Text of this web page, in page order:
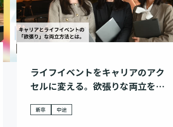
ライフイベントをキャリアのアク
セルに変える。欲張りな両立を叶
新卒 中途